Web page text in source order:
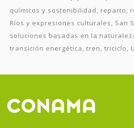
químicos y sostenibilidad
reparto
Ríos y expresiones culturales
San
soluciones basadas en la
transición energética tren triciclo